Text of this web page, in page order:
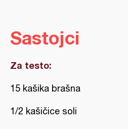
Sastojci
Za testo:
15 kašika brašna
1/2 kašičice soli